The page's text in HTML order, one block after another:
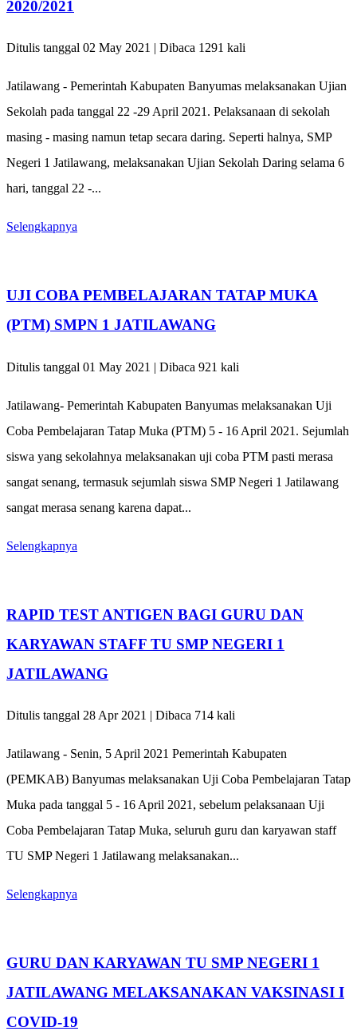
2020/2021
Ditulis tanggal 02 May 2021 | Dibaca 1291 kali
Jatilawang - Pemerintah Kabupaten Banyumas melaksanakan Ujian
Sekolah pada tanggal 22 -29 April 2021. Pelaksanaan di sekolah
masing - masing namun tetap secara daring. Seperti halnya, SMP
Negeri 1 Jatilawang, melaksanakan Ujian Sekolah Daring selama 6
hari, tanggal 22 -...
Selengkapnya
UJI COBA PEMBELAJARAN TATAP MUKA
(PTM) SMPN 1 JATILAWANG
Ditulis tanggal 01 May 2021 | Dibaca 921 kali
Jatilawang- Pemerintah Kabupaten Banyumas melaksanakan Uji
Coba Pembelajaran Tatap Muka (PTM) 5 - 16 April 2021. Sejumlah
siswa yang sekolahnya melaksanakan uji coba PTM pasti merasa
sangat senang, termasuk sejumlah siswa SMP Negeri 1 Jatilawang
sangat merasa senang karena dapat...
Selengkapnya
RAPID TEST ANTIGEN BAGI GURU DAN
KARYAWAN STAFF TU SMP NEGERI 1
JATILAWANG
Ditulis tanggal 28 Apr 2021 | Dibaca 714 kali
Jatilawang - Senin, 5 April 2021 Pemerintah Kabupaten
(PEMKAB) Banyumas melaksanakan Uji Coba Pembelajaran Tatap
Muka pada tanggal 5 - 16 April 2021, sebelum pelaksanaan Uji
Coba Pembelajaran Tatap Muka, seluruh guru dan karyawan staff
TU SMP Negeri 1 Jatilawang melaksanakan...
Selengkapnya
GURU DAN KARYAWAN TU SMP NEGERI 1
JATILAWANG MELAKSANAKAN VAKSINASI I
COVID-19